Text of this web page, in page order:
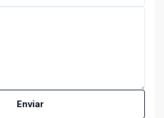
Enviar